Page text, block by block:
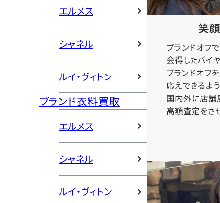
エルメス
シャネル
ルイ・ヴィトン
ブランド衣料買取
エルメス
シャネル
ルイ・ヴィトン
笑
ブランドオフ
会得したバイ
ブランドオフ
応えできるよ
国内外に店舗
高額査定をさ